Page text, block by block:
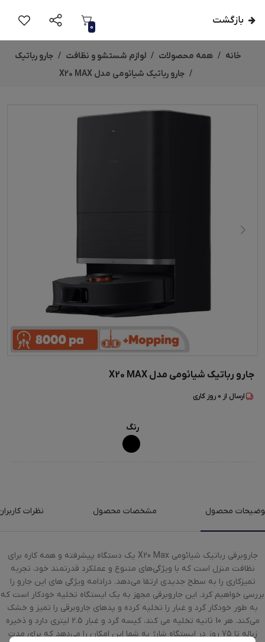
بازگشت
0
خانه همه محصولات لوازم شستشو و نظافت
جارو رباتیک
جارو رباتیک شیائومی مدل X20 MAX
جارو رباتیک شیائومی مدل X20 MAX
ارسال از 0 روز کاری
رنگ
محصول مشخصات محصول نظرات
جاروبرقی رباتیک شیائومی X20 Max یک دستگاه پیشرفته و همه کاره برای
نظافت منزل است که با ویژگی‌های متنوع و عملکرد قدرتمند خود، تجربه
تمیزکاری را به سطح جدیدی ارتقا می‌دهد. درادامه ویژگی های این جارو را
بررسی خواهیم کرد. این جاروبرقی مجهز به یک ایستگاه تخلیه خودکار است که
به طور خودکار گرد و غبار را تخلیه کرده و پدهای جاروبرقی را تمیز و خشک
می‌کند. هر 10 ثانیه تخلیه می کند، کیسه گرد و غبار 2.5 لیتری دارد و ذخیره
زباله تا 75 روز در ایستگاه شارژ به شما این امکان را می‌دهد که برای مدت